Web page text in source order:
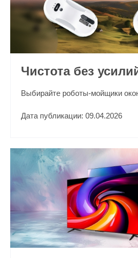
Чистота без
Выбирайте роботы-мойщики
Дата публикации: 09.04.2026